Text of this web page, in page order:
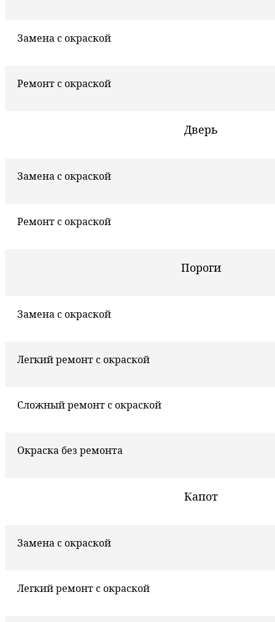
Замена с окраской
Ремонт с окраской
Дверь
Замена с окраской
Ремонт с окраской
Пороги
Замена с окраской
Легкий ремонт с окраской
Сложный ремонт с окраской
Окраска без ремонта
Капот
Замена с окраской
Легкий ремонт с окраской